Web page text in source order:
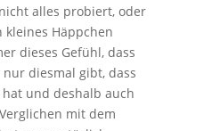
alles probiert, oder
Häppchen
dieses Gefühl, dass
nur diesmal gibt, dass
und deshalb auch
mit dem